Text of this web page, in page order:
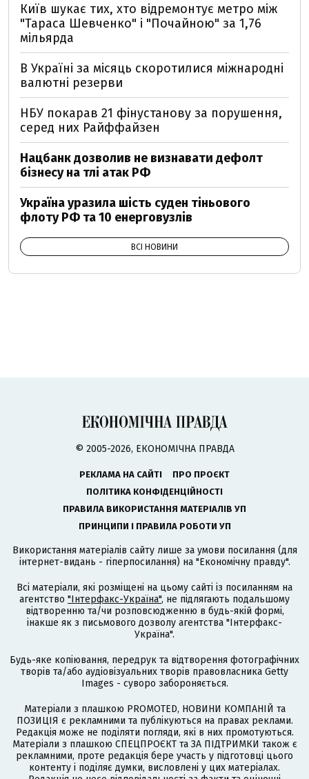
Київ шукає тих, хто відремонтує метро між
"Тараса Шевченко" і "Почайною" за 1,76
мільярда
В Україні за місяць скоротилися міжнародні
валютні резерви
НБУ покарав 21 фінустанову за порушення,
серед них Райффайзен
Нацбанк дозволив не визнавати дефолт
бізнесу на тлі атак РФ
Україна уразила шість суден тіньового
флоту РФ та 10 енерговузлів
ВСІ НОВИНИ
© 2005-2026, ЕКОНОМІЧНА ПРАВДА
РЕКЛАМА НА САЙТІ
ПРО ПРОЄКТ
ПОЛІТИКА КОНФІДЕНЦІЙНОСТІ
ПРАВИЛА ВИКОРИСТАННЯ МАТЕРІАЛІВ УП
ПРИНЦИПИ І ПРАВИЛА РОБОТИ УП
Використання матеріалів сайту лише за умови посилання (для
інтернет-видань - гіперпосилання) на "Економічну правду".
Всі матеріали, які розміщені на цьому сайті із посиланням на
агентство "Інтерфакс-Україна", не підлягають подальшому
відтворенню та/чи розповсюдженню в будь-якій формі,
інакше як з письмового дозволу агентства "Інтерфакс-
Україна".
Будь-яке копіювання, передрук та відтворення фотографічних
творів та/або аудіовізуальних творів правовласника Getty
Images - суворо забороняється.
Матеріали з плашкою PROMOTED, НОВИНИ КОМПАНІЙ та
ПОЗИЦІЯ є рекламними та публікуються на правах реклами.
Редакція може не поділяти погляди, які в них промотуються.
Матеріали з плашкою СПЕЦПРОЄКТ та ЗА ПІДТРИМКИ також є
рекламними, проте редакція бере участь у підготовці цього
контенту і поділяє думки, висловлені у цих матеріалах.